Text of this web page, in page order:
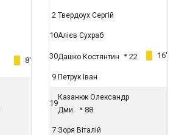
8'
2 Твердоух Сергій
10Алієв Сухраб
30Дашко Костянтин 22 16'
9 Петрук Іван
19
Казанюк Олександр
Дми.
88
7 Зоря Віталій